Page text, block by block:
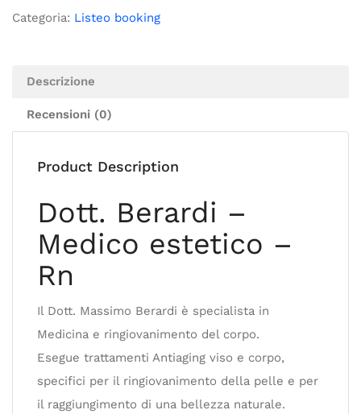
Categoria: Listeo booking
Descrizione
Recensioni (0)
Product Description
Dott. Berardi –
Medico estetico –
Rn
Il Dott. Massimo Berardi è specialista in
Medicina e ringiovanimento del corpo.
Esegue trattamenti Antiaging viso e corpo,
specifici per il ringiovanimento della pelle e per
il raggiungimento di una bellezza naturale.